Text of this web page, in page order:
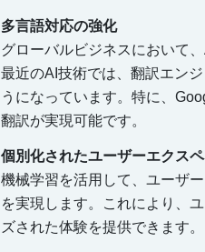
多言語対応の強化
グローバルビジネスにおいて
最近のAI技術では、翻訳エン
うになっています。特に、
翻訳が実現可能です。
個別化されたユーザーエクス
機械学習を活用して、ユーザ
を実現します。これにより、
ズされた体験を提供できます。